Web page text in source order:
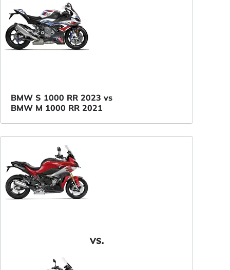
BMW S 1000 RR 2023 vs
BMW M 1000 RR 2021
VS.